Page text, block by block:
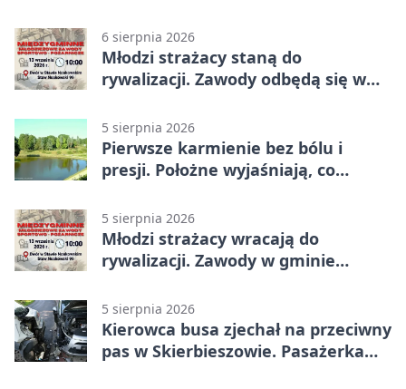
6 sierpnia 2026
Młodzi strażacy staną do
rywalizacji. Zawody odbędą się w
5 sierpnia 2026
Pierwsze karmienie bez bólu i
presji. Położne wyjaśniają, co
5 sierpnia 2026
Młodzi strażacy wracają do
rywalizacji. Zawody w gminie
5 sierpnia 2026
Kierowca busa zjechał na przeciwny
pas w Skierbieszowie. Pasażerka